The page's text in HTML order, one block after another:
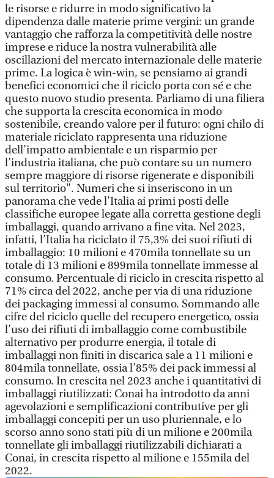
le risorse e ridurre in modo significativo la
dipendenza dalle materie prime vergini: un grande
vantaggio che rafforza la competitività delle nostre
imprese e riduce la nostra vulnerabilità alle
oscillazioni del mercato internazionale delle materie
prime. La logica è win-win, se pensiamo ai grandi
benefici economici che il riciclo porta con sé e che
questo nuovo studio presenta. Parliamo di una filiera
che supporta la crescita economica in modo
sostenibile, creando valore per il futuro: ogni chilo di
materiale riciclato rappresenta una riduzione
dell’impatto ambientale e un risparmio per
l’industria italiana, che può contare su un numero
sempre maggiore di risorse rigenerate e disponibili
sul territorio". Numeri che si inseriscono in un
panorama che vede l’Italia ai primi posti delle
classifiche europee legate alla corretta gestione degli
imballaggi, quando arrivano a fine vita. Nel 2023,
infatti, l’Italia ha riciclato il 75,3% dei suoi rifiuti di
imballaggio: 10 milioni e 470mila tonnellate su un
totale di 13 milioni e 899mila tonnellate immesse al
consumo. Percentuale di riciclo in crescita rispetto al
71% circa del 2022, anche per via di una riduzione
dei packaging immessi al consumo. Sommando alle
cifre del riciclo quelle del recupero energetico, ossia
l’uso dei rifiuti di imballaggio come combustibile
alternativo per produrre energia, il totale di
imballaggi non finiti in discarica sale a 11 milioni e
804mila tonnellate, ossia l’85% dei pack immessi al
consumo. In crescita nel 2023 anche i quantitativi di
imballaggi riutilizzati: Conai ha introdotto da anni
agevolazioni e semplificazioni contributive per gli
imballaggi concepiti per un uso pluriennale, e lo
scorso anno sono stati più di un milione e 200mila
tonnellate gli imballaggi riutilizzabili dichiarati a
Conai, in crescita rispetto al milione e 155mila del
2022.